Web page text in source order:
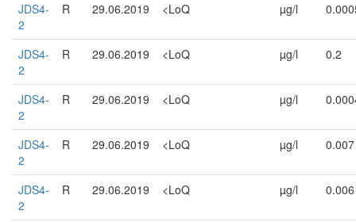
JDS4-
2
R 29.06.2019 <LoQ µg/l
JDS4-
2
R 29.06.2019 <LoQ µg/l 0.2
JDS4-
2
R 29.06.2019 <LoQ µg/l
JDS4-
2
R 29.06.2019 <LoQ µg/l 0.007
JDS4-
2
R 29.06.2019 <LoQ µg/l 0.006